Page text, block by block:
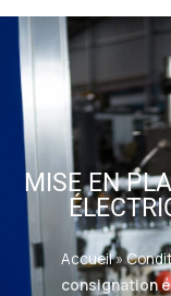
MISE EN
Accueil»
consignation